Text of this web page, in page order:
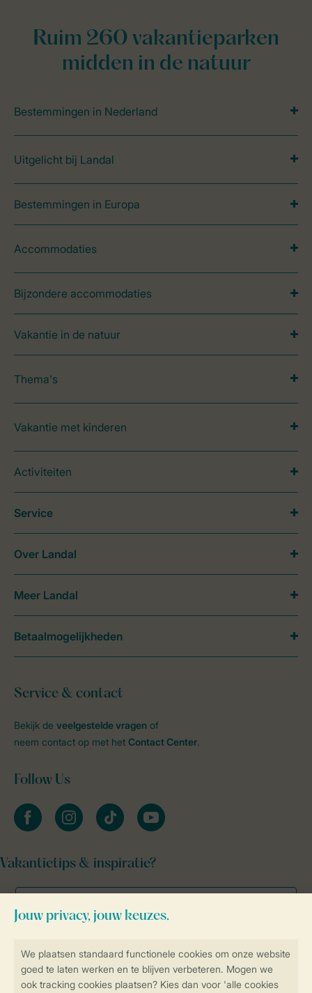
Veilig en snel online boeken
Ruim 260 vakantieparken
midden in de natuur
Bestemmingen in Nederland
Uitgelicht bij Landal
Bestemmingen in Europa
Accommodaties
Bijzondere accommodaties
Vakantie in de natuur
Thema's
Vakantie met kinderen
Activiteiten
Service & contact
Bekijk de veelgestelde vragen of
neem contact op met het Contact Center.
Follow Us
facebookinstagramtiktok youtube
Vakantietips & inspiratie?
Service
Over Landal
Meer Landal
Betaalmogelijkheden